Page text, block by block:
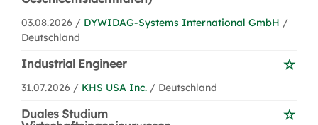
03.08.2026 / DYWIDAG-Systems International GmbH /
Deutschland
Industrial Engineer
31.07.2026 / KHS USA Inc. / Deutschland
Duales Studium